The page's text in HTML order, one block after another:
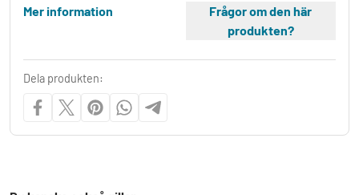
Mer information
Frågor om den här
produkten?
Dela produkten: